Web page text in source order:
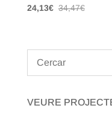
24,13€ 34,47€
VEURE